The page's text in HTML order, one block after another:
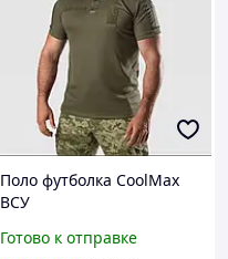
Поло футболка CoolMax
ВСУ
,64р) olive
Готово к отправке